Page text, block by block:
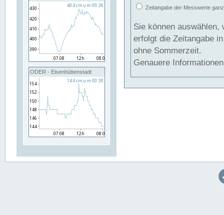
ODER - Eisenhüttenstadt
Zeitangabe der Messwerte
Sie können auswählen,
erfolgt die Zeitangabe
ohne Sommerzeit.
Genauere